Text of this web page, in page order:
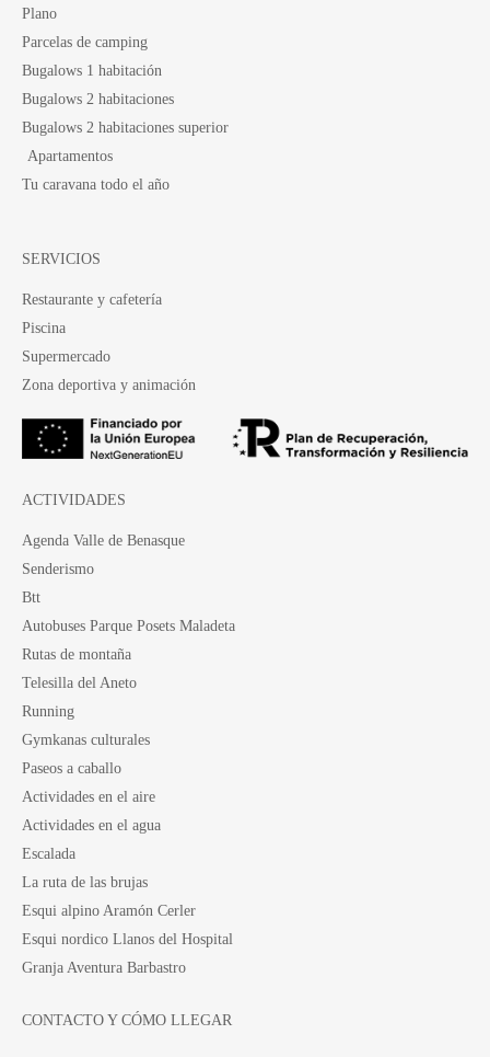
Plano
Parcelas de camping
Bugalows 1 habitación
Bugalows 2 habitaciones
Bugalows 2 habitaciones superior
Apartamentos
Tu caravana todo el año
SERVICIOS
Restaurante y cafetería
Piscina
Supermercado
Zona deportiva y animación
ACTIVIDADES
Agenda Valle de Benasque
Senderismo
Btt
Autobuses Parque Posets Maladeta
Rutas de montaña
Telesilla del Aneto
Running
Gymkanas culturales
Paseos a caballo
Actividades en el aire
Actividades en el agua
Escalada
La ruta de las brujas
Esqui alpino Aramón Cerler
Esqui nordico Llanos del Hospital
Granja Aventura Barbastro
CONTACTO Y CÓMO LLEGAR